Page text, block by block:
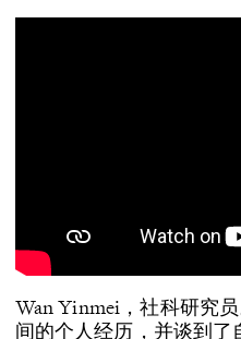
Wan Yinmei，社科研究
间的个人经历，并谈到了